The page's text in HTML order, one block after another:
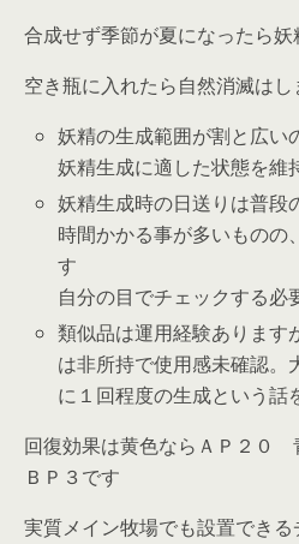
合成せず季節が夏になったら
空き瓶に入れたら自然消滅はし
妖精の生成範囲が割と広い
妖精生成に適した状態を維
妖精生成時の日送りは普段
時間かかる事が多いものの
す
自分の目でチェックする必
類似品は運用経験あります
は非所持で使用感未確認。
に１回程度の生成という話
回復効果は黄色ならＡＰ２０
ＢＰ３です
実質メイン牧場でも設置でき